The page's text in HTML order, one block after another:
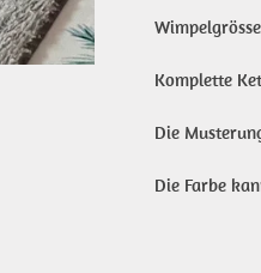
Komplette
Die
Die Farbe